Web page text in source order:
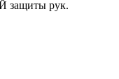
рук.